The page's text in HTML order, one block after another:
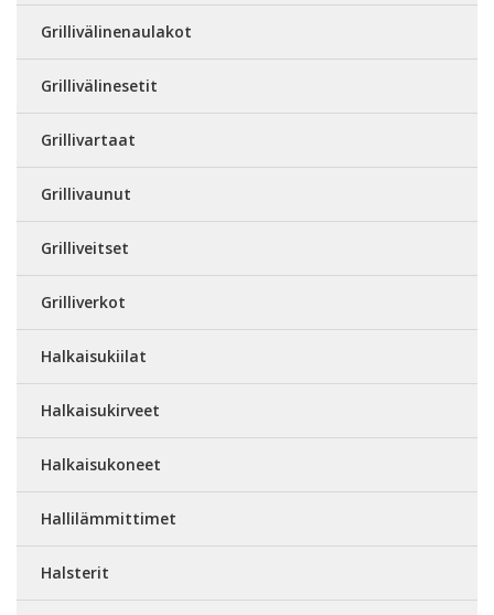
Grillivälinenaulakot
Grillivälinesetit
Grillivartaat
Grillivaunut
Grilliveitset
Grilliverkot
Halkaisukiilat
Halkaisukirveet
Halkaisukoneet
Hallilämmittimet
Halsterit